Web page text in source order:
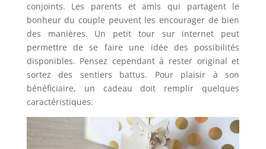
conjoints. Les parents et amis qui partagent le
bonheur du couple peuvent les encourager de bien
des manières. Un petit tour sur internet peut
permettre de se faire une idée des possibilités
disponibles. Pensez cependant à rester original et
sortez des sentiers battus. Pour plaisir à son
bénéficiaire, un cadeau doit remplir quelques
caractéristiques.